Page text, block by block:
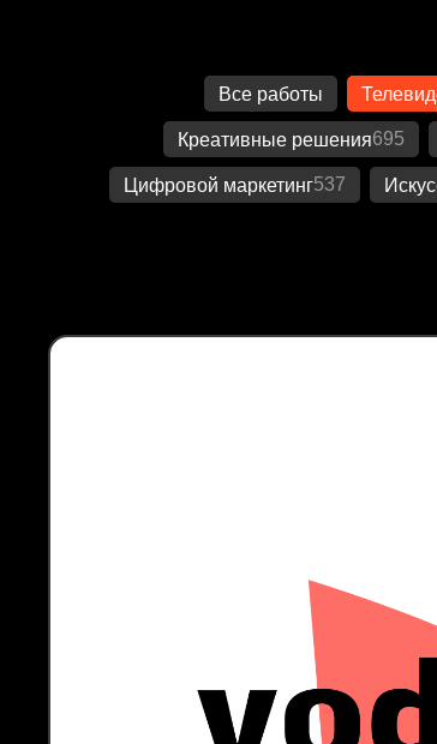
Все работы
Креативные решения695
Цифровой маркетинг537